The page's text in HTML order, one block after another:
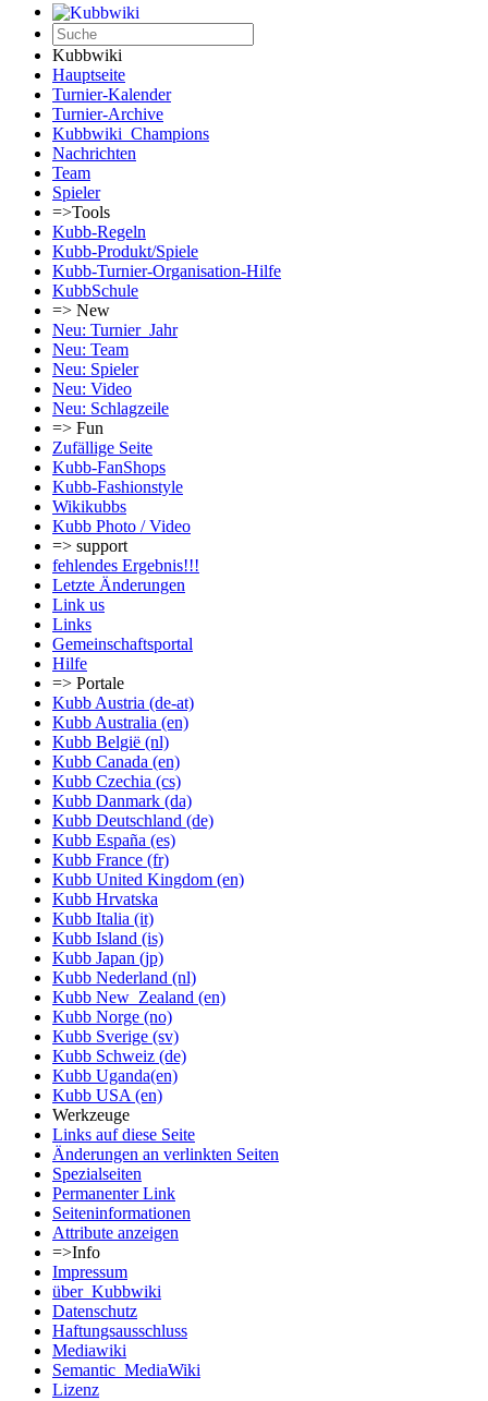
Kubbwiki
Hauptseite
Turnier-Kalender
Turnier-Archive
Kubbwiki_Champions
Nachrichten
Team
Spieler
=>Tools
Kubb-Regeln
Kubb-Produkt/Spiele
Kubb-Turnier-Organisation-Hilfe
KubbSchule
=> New
Neu: Turnier_Jahr
Neu: Team
Neu: Spieler
Neu: Video
Neu: Schlagzeile
=> Fun
Zufällige Seite
Kubb-FanShops
Kubb-Fashionstyle
Wikikubbs
Kubb Photo / Video
=> support
fehlendes Ergebnis!!!
Letzte Änderungen
Link us
Links
Gemeinschafts­portal
Hilfe
=> Portale
Kubb Austria (de-at)
Kubb Australia (en)
Kubb België (nl)
Kubb Canada (en)
Kubb Czechia (cs)
Kubb Danmark (da)
Kubb Deutschland (de)
Kubb España (es)
Kubb France (fr)
Kubb United Kingdom (en)
Kubb Hrvatska
Kubb Italia (it)
Kubb Island (is)
Kubb Japan (jp)
Kubb Nederland (nl)
Kubb New_Zealand (en)
Kubb Norge (no)
Kubb Sverige (sv)
Kubb Schweiz (de)
Kubb Uganda(en)
Kubb USA (en)
Werkzeuge
Links auf diese Seite
Änderungen an verlinkten Seiten
Spezialseiten
Permanenter Link
Seiten­informationen
Attribute anzeigen
=>Info
Impressum
über_Kubbwiki
Datenschutz
Haftungsausschluss
Mediawiki
Semantic_MediaWiki
Lizenz